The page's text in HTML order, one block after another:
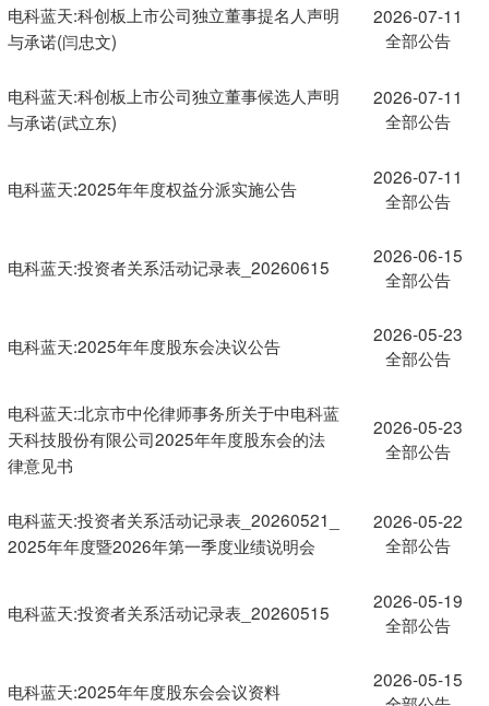
电科蓝天:科创板上市公司独立董事提名人声明
与承诺(闫忠文)
2026-07-11
全部公告
电科蓝天:科创板上市公司独立董事候选人声明
与承诺(武立东)
2026-07-11
全部公告
电科蓝天:2025年年度权益分派实施公告
2026-07-11
全部公告
电科蓝天:投资者关系活动记录表_20260615
2026-06-15
全部公告
电科蓝天:2025年年度股东会决议公告
2026-05-23
全部公告
电科蓝天:北京市中伦律师事务所关于中电科蓝
天科技股份有限公司2025年年度股东会的法
律意见书
2026-05-23
全部公告
电科蓝天:投资者关系活动记录表_20260521_
2025年年度暨2026年第一季度业绩说明会
2026-05-22
全部公告
电科蓝天:投资者关系活动记录表_20260515
2026-05-19
全部公告
电科蓝天:2025年年度股东会会议资料
2026-05-15